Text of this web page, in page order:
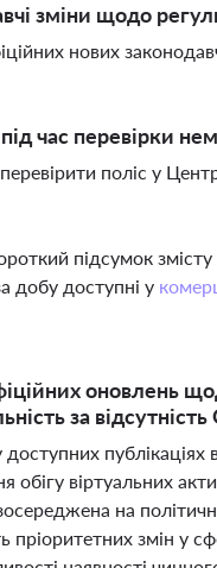
зміни щодо
нових
час перевірки
поліс у
підсумок
добу доступні у
оновлень
за
публікаціях
віртуальних
на
пріоритетних змін у